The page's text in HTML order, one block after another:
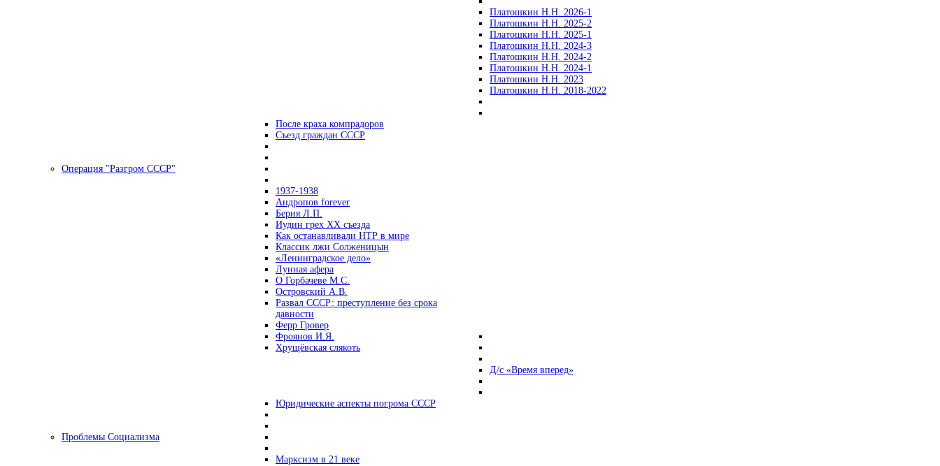
Платошкин Н.Н. 2026-1
Платошкин Н.Н. 2025-2
Платошкин Н.Н. 2025-1
Платошкин Н.Н. 2024-3
Платошкин Н.Н. 2024-2
Платошкин Н.Н. 2024-1
Платошкин Н.Н. 2023
Платошкин Н.Н. 2018-2022
После краха компрадоров
Съезд граждан СССР
Операция "Разгром СССР"
1937-1938
Андропов forever
Берия Л.П.
Иудин грех ХХ съезда
Как останавливали НТР в мире
Классик лжи Солженицын
«Ленинградское дело»
Лунная афера
О Горбачеве М.С.
Островский А.В.
Развал СССР: преступление без срока
давности
Ферр Гровер
Фроянов И.Я.
Хрущёвская слякоть
Д/с «Время вперед»
Юридические аспекты погрома СССР
Проблемы Социализма
Марксизм в 21 веке